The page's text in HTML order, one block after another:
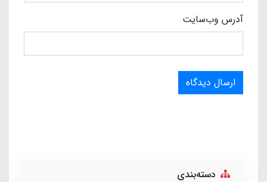
آدرس وب‌سایت
ارسال دیدگاه
دسته‌بندی